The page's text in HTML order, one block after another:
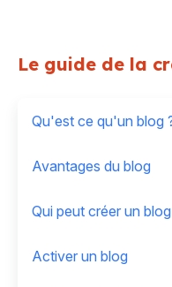
Le guide de la
Qu'est ce qu'un blog
Avantages du blog
Qui peut créer un
Activer un blog